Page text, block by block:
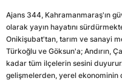
Ajans 344, Kahramanmaraş'ın
olarak yayın hayatını
Onikişubat'tan, tarım ve sanayi
Türkoğlu ve Göksun'a; Andırın,
kadar tüm ilçelerin sesini
gelişmelerden, yerel